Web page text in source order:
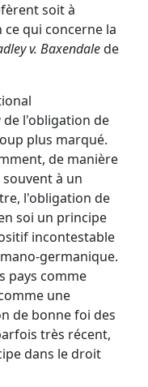
soit à
ce qui concerne la
v. Baxendalede
de l'obligation de
plus marqué.
de manière
à un
l'obligation de
soi un principe
incontestable
germanique.
pays comme
une
de bonne foi des
très récent,
dans le droit